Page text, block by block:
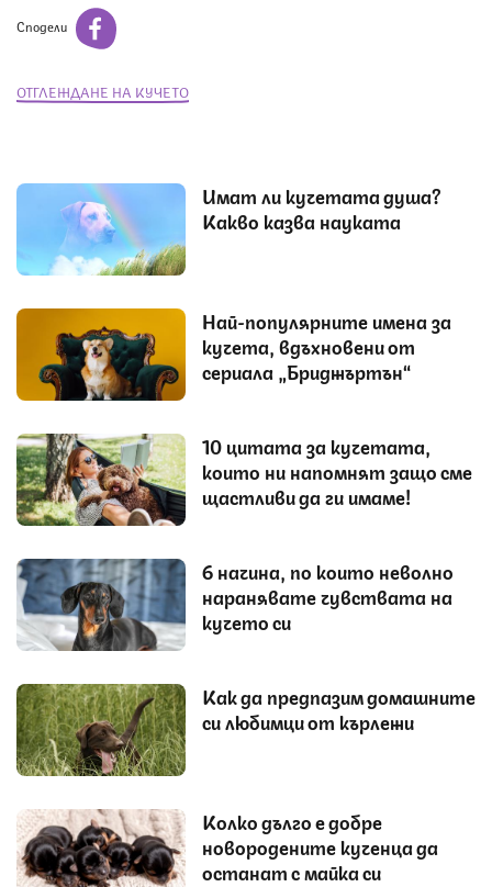
Сподели
ОТГЛЕЖДАНЕ НА КУЧЕТО
Имат ли кучетата душа?
Какво казва науката
Най-популярните имена за
кучета, вдъхновени от
сериала „Бриджъртън“
10 цитата за кучетата,
които ни напомнят защо сме
щастливи да ги имаме!
6 начина, по които неволно
наранявате чувствата на
кучето си
Как да предпазим домашните
си любимци от кърлежи
Колко дълго е добре
новородените кученца да
останат с майка си